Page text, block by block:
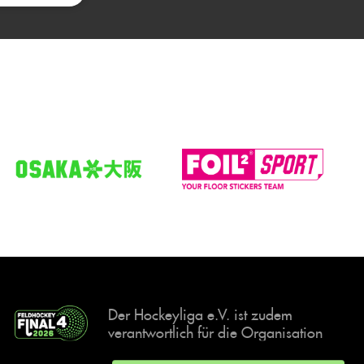
Der Hockeyliga e.V. ist zudem
verantwortlich für die Organisation